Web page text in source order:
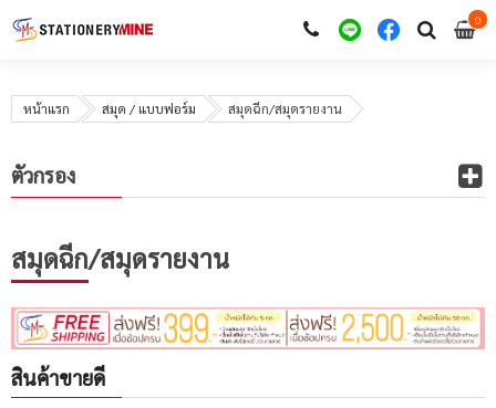
00
หน้าแรก สมุด / แบบฟอร์ม สมุดฉีก/สมุดรายงาน
สมุดฉีก/สมุดรายงาน
สินค้าขายดี
ตัวกรอง